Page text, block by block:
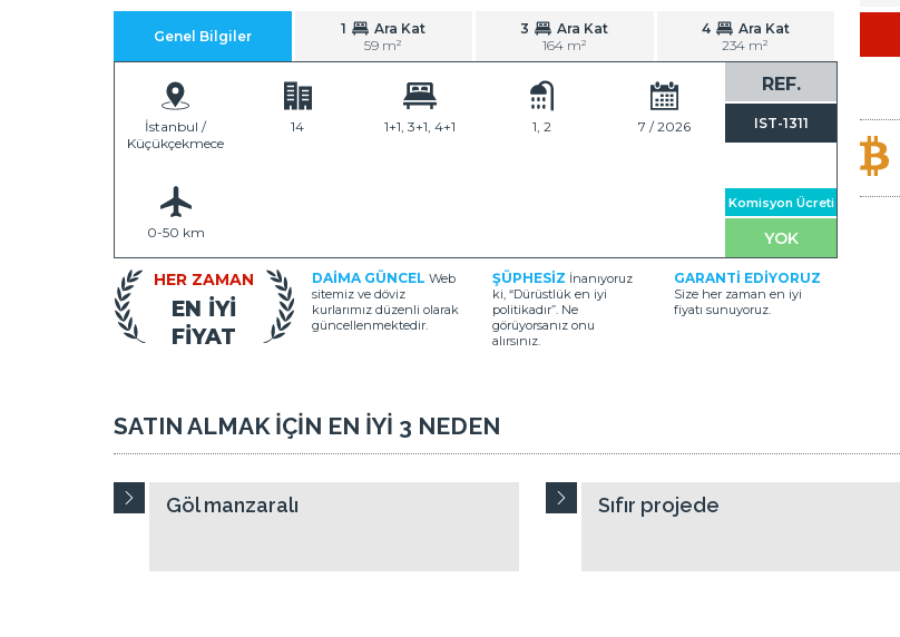
Genel Bilgiler 1
Ara Kat
59 m²
3
Ara Kat
164 m²
4
Ara Kat
234 m²
REF.
IST-1311
Komisyon Ücreti
YOK
İstanbul /
Küçükçekmece
14 1+1, 3+1, 4+1 1, 2 7 / 2026
0-50 km
HER ZAMAN
EN İYİ
FİYAT
DAİMA GÜNCEL Web
sitemiz ve döviz
kurlarımız düzenli olarak
güncellenmektedir.
ŞÜPHESİZ İnanıyoruz
ki, “Dürüstlük en iyi
politikadır”. Ne
görüyorsanız onu
alırsınız.
GARANTİ EDİYORUZ
Size her zaman en iyi
fiyatı sunuyoruz.
SATIN ALMAK İÇİN EN İYİ 3 NEDEN
Göl manzaralı Sıfır projede